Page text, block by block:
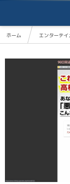
ホーム エンターテイ